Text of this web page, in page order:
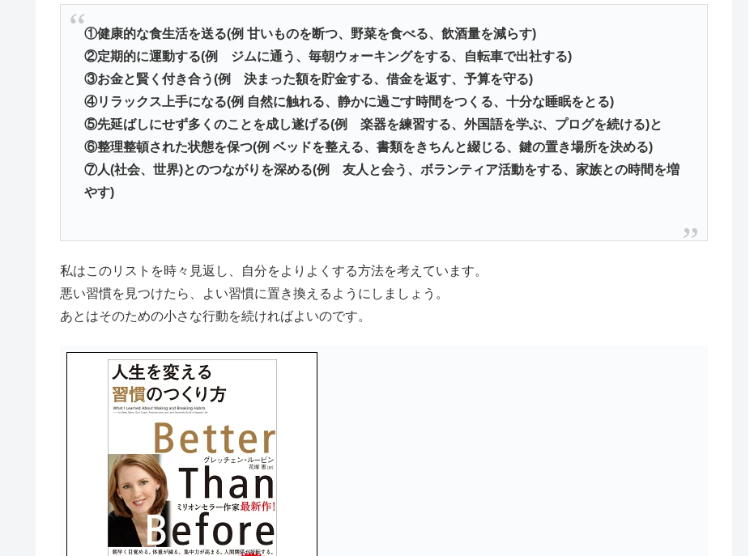
①健康的な食生活を送る(例 甘いものを断つ、野菜を食べる、飲酒量を減らす)
②定期的に運動する(例 ジムに通う、毎朝ウォーキングをする、自転車で出社する)
③お金と賢く付き合う(例 決まった額を貯金する、借金を返す、予算を守る)
④リラックス上手になる(例 自然に触れる、静かに過ごす時間をつくる、十分な睡眠をとる)
⑤先延ばしにせず多くのことを成し遂げる(例 楽器を練習する、外国語を学ぶ、プログを続ける)と
⑥整理整頓された状態を保つ(例 ベッドを整える、書類をきちんと綴じる、鍵の置き場所を決める)
⑦人(社会、世界)とのつながりを深める(例 友人と会う、ボランティア活動をする、家族との時間を増
やす)
私はこのリストを時々見返し、自分をよりよくする方法を考えています。
悪い習慣を見つけたら、よい習慣に置き換えるようにしましょう。
あとはそのための小さな行動を続ければよいのです。